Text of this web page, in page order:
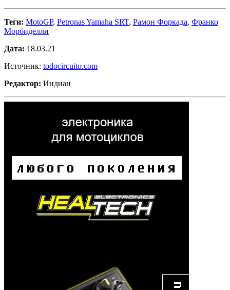
Теги: MotoGP, Petronas Yamaha SRT, Рамон Форкада, Франко
Морбиделли
Дата: 18.03.21
Источник: todocircuito.com
Редактор: Индиан